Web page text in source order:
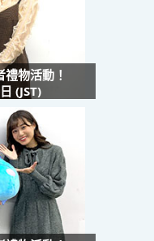
物活動！
(JST)